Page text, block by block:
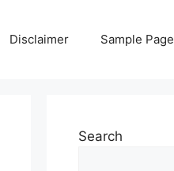
Disclaimer Sample Page
Search